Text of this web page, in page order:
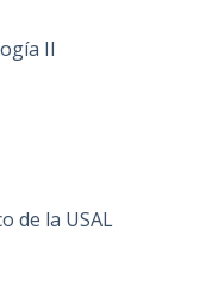
II
de la USAL